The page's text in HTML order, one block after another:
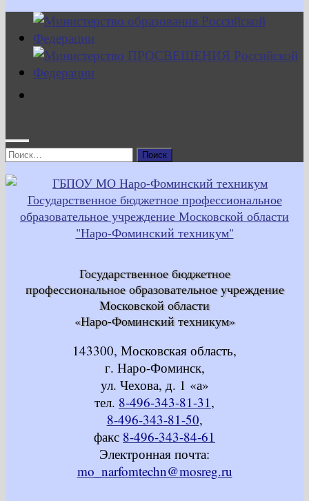
Найти:
Государственное бюджетное
профессиональное образовательное учреждение
Московской области
«Наро-Фоминский техникум»
143300, Московская область,
г. Наро-Фоминск,
ул. Чехова, д. 1 «а»
тел. 8-496-343-81-31,
8-496-343-81-50,
факс 8-496-343-84-61
Электронная почта:
mo_narfomtechn@mosreg.ru